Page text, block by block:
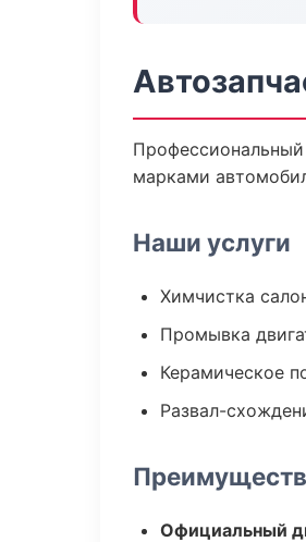
марками
Наши услуги
Химчистка
Промывка
Керамическое
Развал-
Официальный